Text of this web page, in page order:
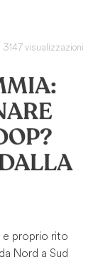
3147 visualizzazioni
e proprio rito
Nord a Sud